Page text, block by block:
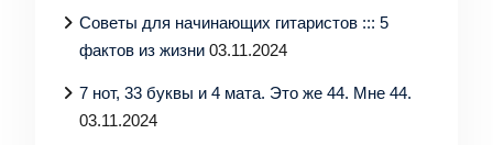
Советы для начинающих гитаристов ::: 5
фактов из жизни 03.11.2024
7 нот, 33 буквы и 4 мата. Это же 44. Мне 44.
03.11.2024